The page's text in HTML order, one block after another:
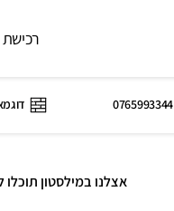
רכישת
0765993344
אצלנו במילסטון